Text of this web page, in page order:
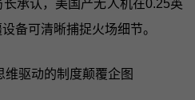
承认，美国产无人机在0.25英
备可清晰捕捉火场细节。
维驱动的制度颠覆企图